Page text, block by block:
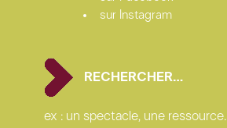
sur Instagram
RECHERCHER…